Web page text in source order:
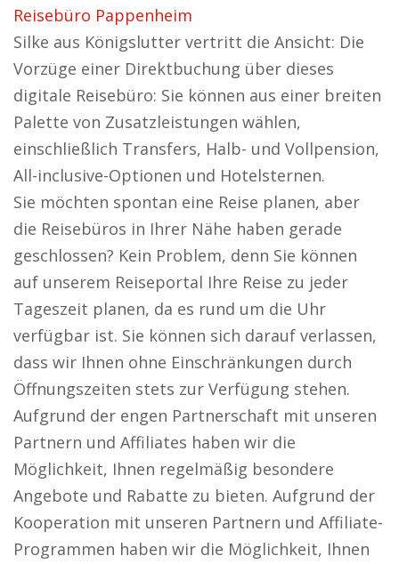
Reisebüro Pappenheim
Silke aus Königslutter vertritt die Ansicht: Die
Vorzüge einer Direktbuchung über dieses
digitale Reisebüro: Sie können aus einer breiten
Palette von Zusatzleistungen wählen,
einschließlich Transfers, Halb- und Vollpension,
All-inclusive-Optionen und Hotelsternen.
Sie möchten spontan eine Reise planen, aber
die Reisebüros in Ihrer Nähe haben gerade
geschlossen? Kein Problem, denn Sie können
auf unserem Reiseportal Ihre Reise zu jeder
Tageszeit planen, da es rund um die Uhr
verfügbar ist. Sie können sich darauf verlassen,
dass wir Ihnen ohne Einschränkungen durch
Öffnungszeiten stets zur Verfügung stehen.
Aufgrund der engen Partnerschaft mit unseren
Partnern und Affiliates haben wir die
Möglichkeit, Ihnen regelmäßig besondere
Angebote und Rabatte zu bieten. Aufgrund der
Kooperation mit unseren Partnern und Affiliate-
Programmen haben wir die Möglichkeit, Ihnen